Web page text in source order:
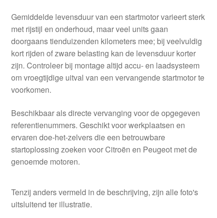
Gemiddelde levensduur van een startmotor varieert sterk
met rijstijl en onderhoud, maar veel units gaan
doorgaans tienduizenden kilometers mee; bij veelvuldig
kort rijden of zware belasting kan de levensduur korter
zijn. Controleer bij montage altijd accu- en laadsysteem
om vroegtijdige uitval van een vervangende startmotor te
voorkomen.
Beschikbaar als directe vervanging voor de opgegeven
referentienummers. Geschikt voor werkplaatsen en
ervaren doe-het-zelvers die een betrouwbare
startoplossing zoeken voor Citroën en Peugeot met de
genoemde motoren.
Tenzij anders vermeld in de beschrijving, zijn alle foto's
uitsluitend ter illustratie.